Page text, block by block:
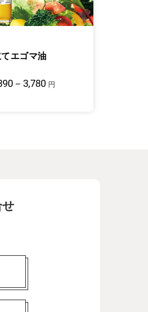
エゴマ油
－3,780 円